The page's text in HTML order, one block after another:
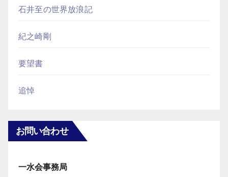
石井至の世界放浪記
紀之崎剛
要望書
追悼
お問い合わせ
一水会事務局